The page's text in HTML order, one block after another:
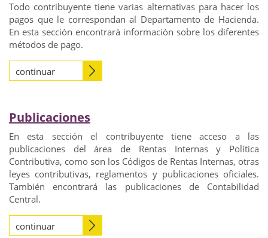
continuar
Todo contribuyente tiene varias alternativas para hacer los
pagos que le correspondan al Departamento de Hacienda.
En esta sección encontrará información sobre los diferentes
métodos de pago.
Publicaciones
continuar
En esta sección el contribuyente tiene acceso a las
publicaciones del área de Rentas Internas y Política
Contributiva, como son los Códigos de Rentas Internas, otras
leyes contributivas, reglamentos y publicaciones oficiales.
También encontrará las publicaciones de Contabilidad
Central.